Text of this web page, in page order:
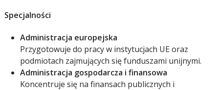
Specjalności
Administracja europejska
Przygotowuje do pracy w instytucjach UE oraz
podmiotach zajmujących się funduszami unijnymi.
Administracja gospodarcza i finansowa
Koncentruje się na finansach publicznych i